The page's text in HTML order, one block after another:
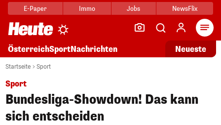
E-Paper Immo Jobs NewsFlix
ÖsterreichSportNachrichten Neueste
Startseite Sport
Sport
Bundesliga-Showdown! Das kann
sich entscheiden